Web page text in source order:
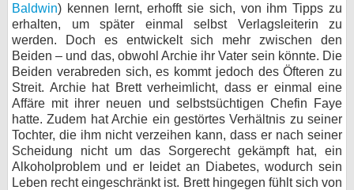
Baldwin) kennen lernt, erhofft sie sich, von ihm Tipps zu
erhalten, um später einmal selbst Verlagsleiterin zu
werden. Doch es entwickelt sich mehr zwischen den
Beiden – und das, obwohl Archie ihr Vater sein könnte. Die
Beiden verabreden sich, es kommt jedoch des Öfteren zu
Streit. Archie hat Brett verheimlicht, dass er einmal eine
Affäre mit ihrer neuen und selbstsüchtigen Chefin Faye
hatte. Zudem hat Archie ein gestörtes Verhältnis zu seiner
Tochter, die ihm nicht verzeihen kann, dass er nach seiner
Scheidung nicht um das Sorgerecht gekämpft hat, ein
Alkoholproblem und er leidet an Diabetes, wodurch sein
Leben recht eingeschränkt ist. Brett hingegen fühlt sich von
Nutzungsbedingungen
Datenschutz
Cookie-Einstellungen
Impressum
Desktop-Ansicht
myFanbase